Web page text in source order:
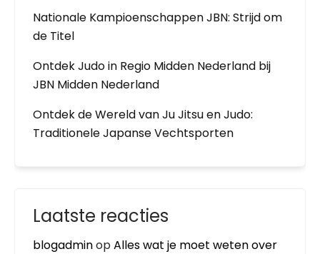
Nationale Kampioenschappen JBN: Strijd om
de Titel
Ontdek Judo in Regio Midden Nederland bij
JBN Midden Nederland
Ontdek de Wereld van Ju Jitsu en Judo:
Traditionele Japanse Vechtsporten
Laatste reacties
blogadminopAlles wat je moet weten over